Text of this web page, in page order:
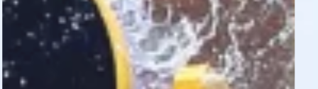
恋人と楽しもう
旅行で立ち寄ろう